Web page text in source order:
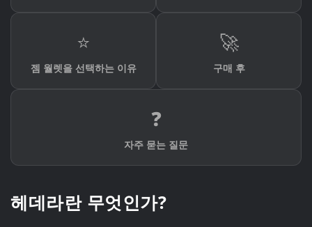
⭐
젬 월렛을 선택하는 이유
🚀
구매 후
❓
자주 묻는 질문
헤데라란 무엇인가?